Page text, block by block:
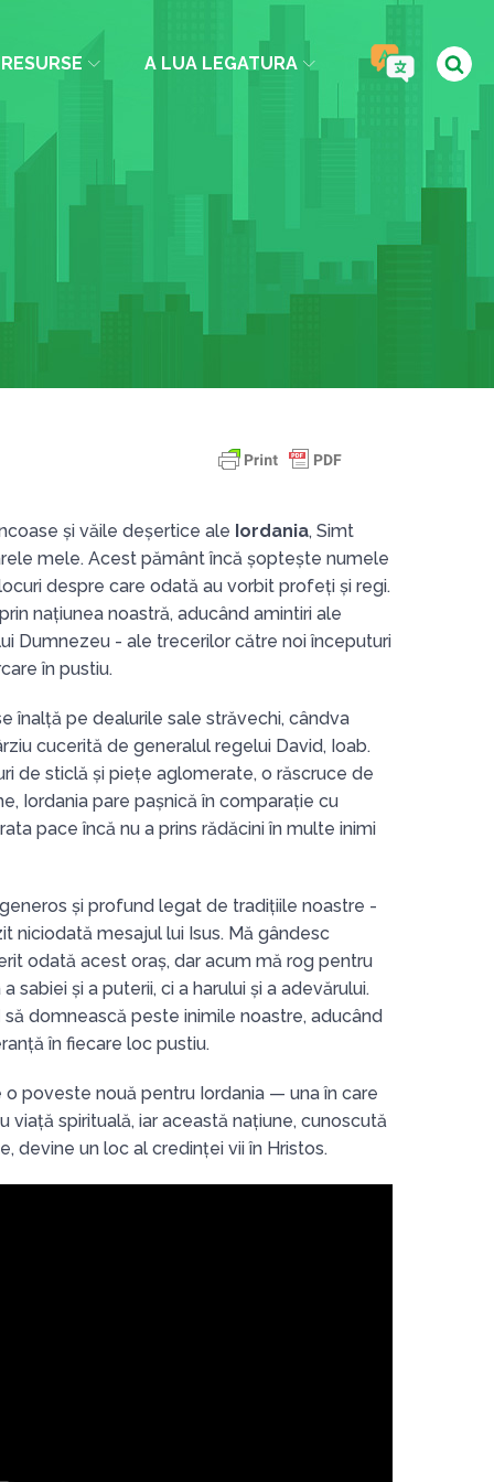
RESURSE A LUA LEGATURA
și văile deșertice ale Iordania, Simt
mele. Acest pământ încă șoptește numele
despre care odată au vorbit profeți și regi.
națiunea noastră, aducând amintiri ale
Dumnezeu - ale trecerilor către noi începuturi
în pustiu.
înalță pe dealurile sale străvechi, cândva
cucerită de generalul regelui David, Ioab.
de sticlă și piețe aglomerate, o răscruce de
Iordania pare pașnică în comparație cu
pace încă nu a prins rădăcini în multe inimi
și profund legat de tradițiile noastre -
niciodată mesajul lui Isus. Mă gândesc
odată acest oraș, dar acum mă rog pentru
sabiei și a puterii, ci a harului și a adevărului.
să domnească peste inimile noastre, aducând
în fiecare loc pustiu.
poveste nouă pentru Iordania — una în care
viață spirituală, iar această națiune, cunoscută
devine un loc al credinței vii în Hristos.